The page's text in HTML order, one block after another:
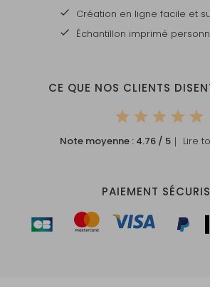
Création en ligne facile et
Échantillon imprimé
CE QUE NOS CLIENTS
Note moyenne : 4.76 / 5 ｜ Lire
PAIEMENT